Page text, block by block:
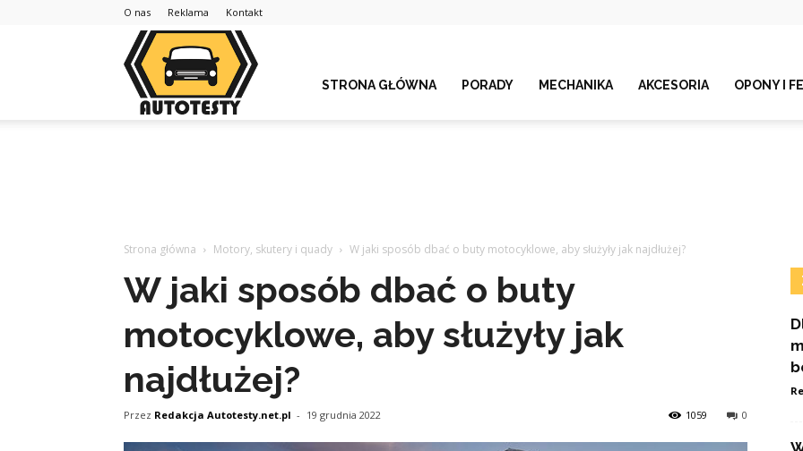
O nas Reklama Kontakt
STRONA GŁÓWNA PORADY MECHANIKA AKCESORIA OPONY I
Strona główna Motory, skutery i quady W jaki sposób dbać o buty motocyklowe, aby służyły jak najdłużej?
W jaki sposób dbać o buty
motocyklowe, aby służyły jak
najdłużej?
Przez Redakcja Autotesty.net.pl - 19 grudnia 2022 0
1059